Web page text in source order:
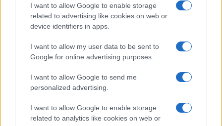
I want to allow Google to enable storage
related to advertising like cookies on web or
device identifiers in apps.
I want to allow my user data to be sent to
Google for online advertising purposes.
I want to allow Google to send me
personalized advertising.
I want to allow Google to enable storage
related to analytics like cookies on web or
“Sul filo del discorso”: sold out ad Olbia per il
reading su Atzeni
La Maddalena, festa per i 30 anni del Diving
Esce di strada con l’auto ad Arzachena: ferito il
conducente